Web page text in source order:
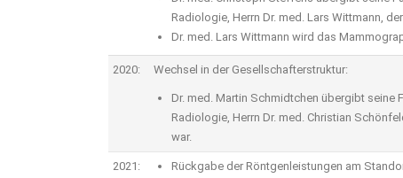
Radiologie, Herrn Dr. med. Lars Wittmann,
Dr. med. Lars Wittmann wird das
2020: Wechsel in der Gesellschafterstruktur:
Dr. med. Martin Schmidtchen übergibt
Radiologie, Herrn Dr. med. Christian
war.
2021:
Rückgabe der Röntgenleistungen am